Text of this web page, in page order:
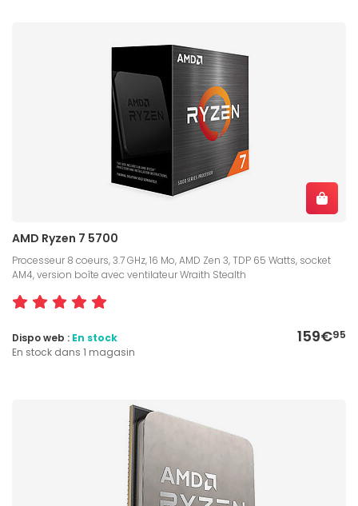
AMD Ryzen 7 5700
Processeur 8 coeurs, 3.7 GHz, 16 Mo, AMD Zen 3, TDP 65 Watts, socket
AM4, version boîte avec ventilateur Wraith Stealth
159€95
Dispo web : En stock
En stock dans 1 magasin